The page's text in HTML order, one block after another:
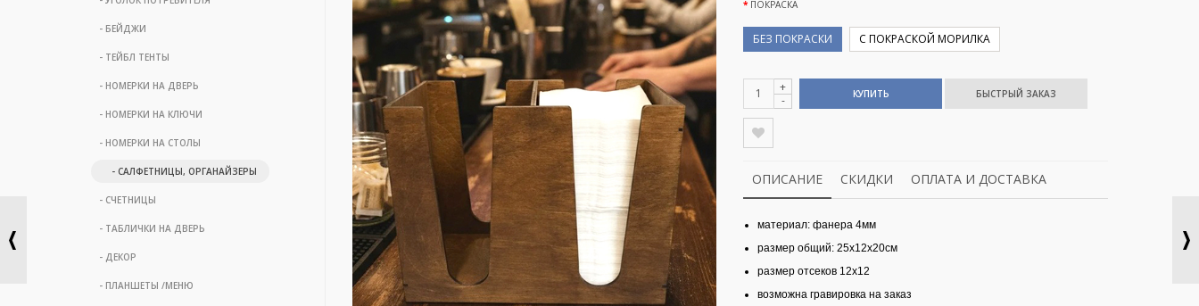
- БЕЙДЖИ
- ТЕЙБЛ ТЕНТЫ
- НОМЕРКИ НА ДВЕРЬ
- НОМЕРКИ НА КЛЮЧИ
- НОМЕРКИ НА СТОЛЫ
- САЛФЕТНИЦЫ, ОРГАНАЙЗЕРЫ
- СЧЕТНИЦЫ
- ТАБЛИЧКИ НА ДВЕРЬ
- ДЕКОР
- ПЛАНШЕТЫ /МЕНЮ
ПОКРАСКА
БЕЗ ПОКРАСКИ С ПОКРАСКОЙ МОРИЛКА
+
-
КУПИТЬ
ОПИСАНИЕ СКИДКИ ОПЛАТА И ДОСТАВКА
материал: фанера 4мм
размер общий: 25х12х20см
размер отсеков 12х12
возможна гравировка на заказ